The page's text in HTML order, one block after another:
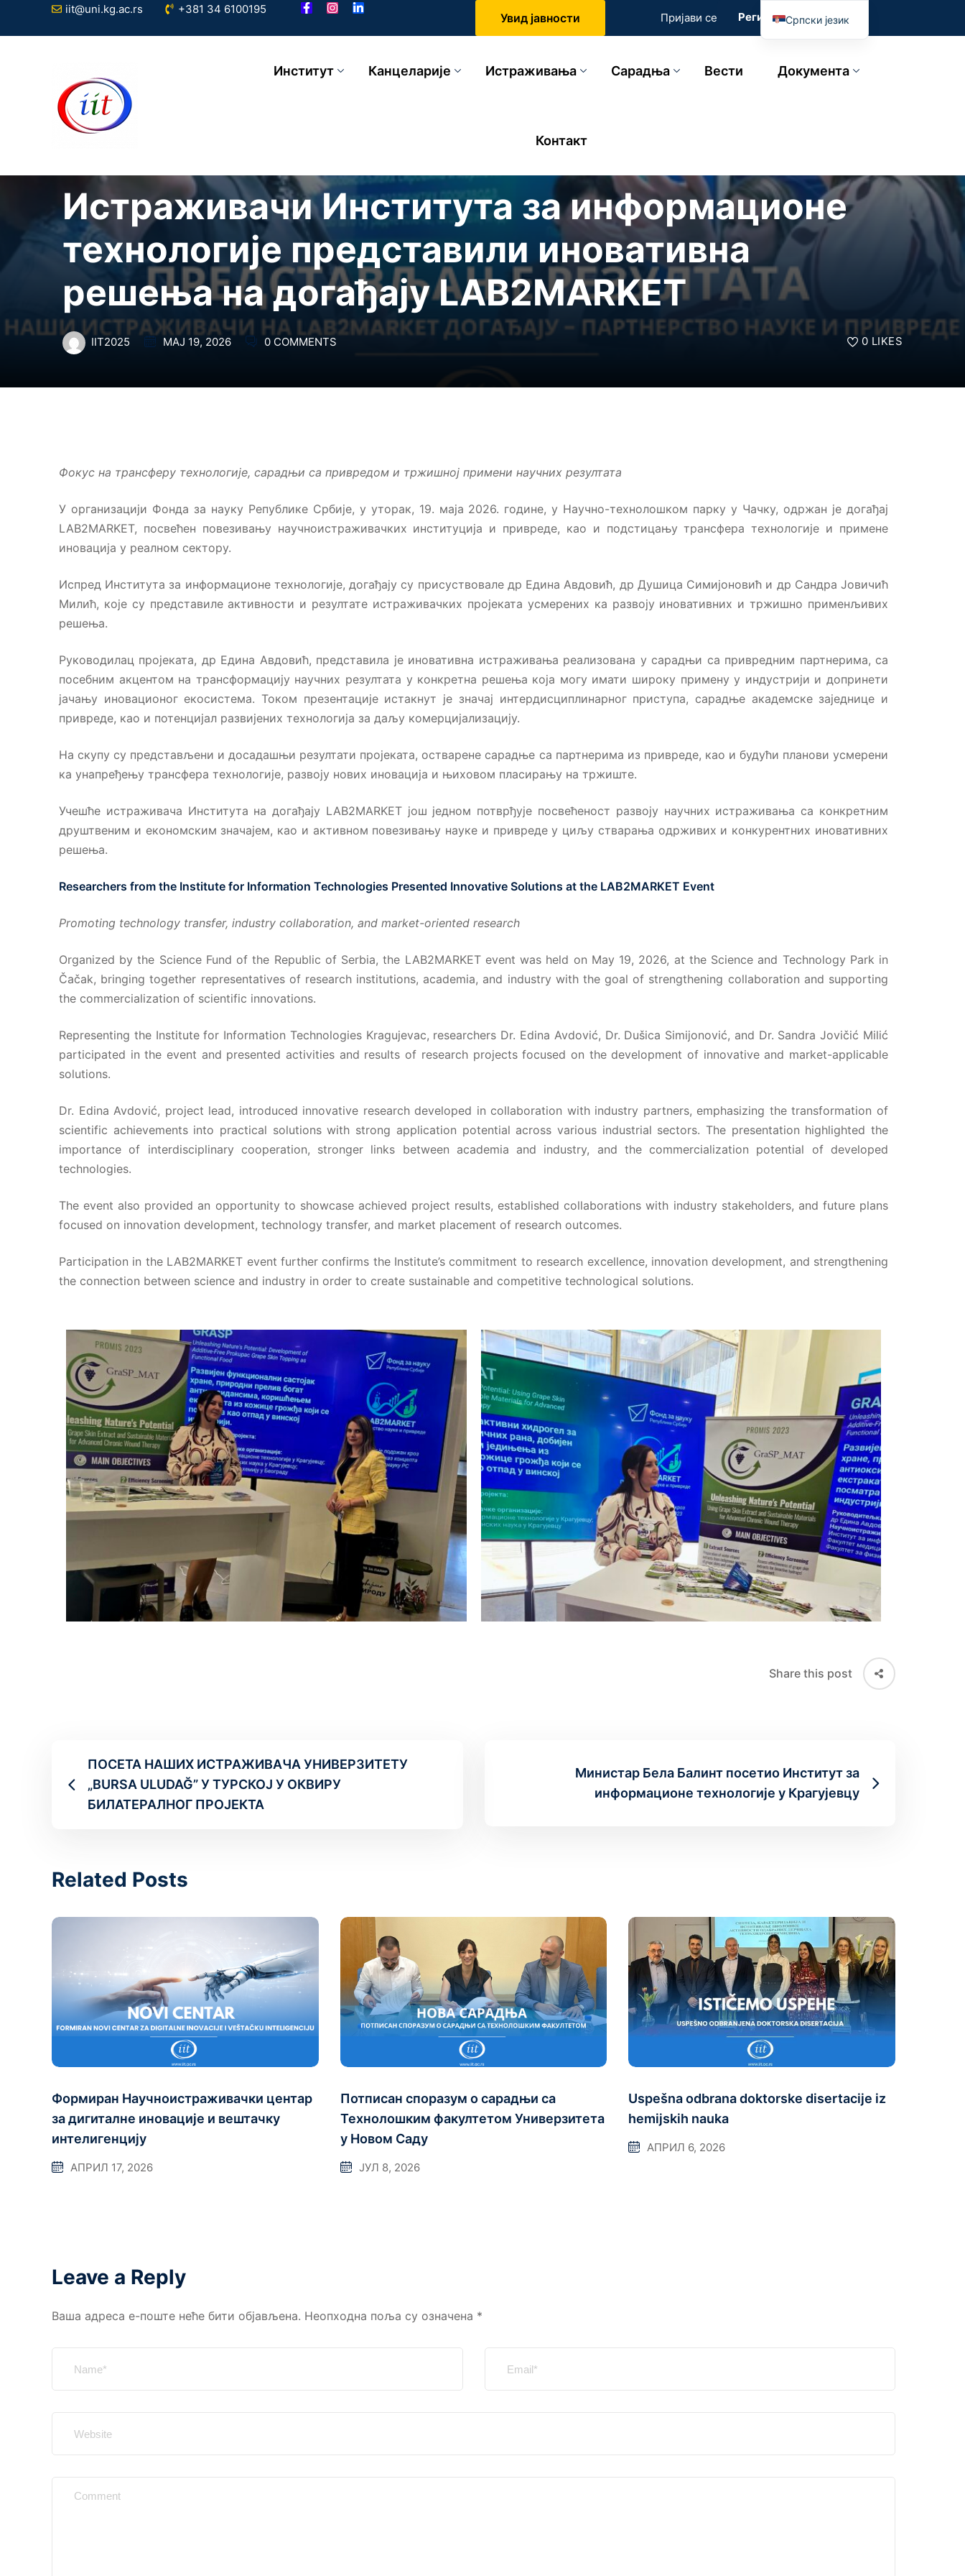
iit@uni.kg.ac.rs +381 34 6100195
Увид јавности Пријави се Региструј се
Институт Канцеларије Истраживања Сарадња Вести Документа
Контакт
Истраживачи Института за информационе
технологије представили иновативна
решења на догађају LAB2MARKET
IIT2025 МАЈ 19, 2026 0 COMMENTS 0 LIKES
Фокус на трансферу технологије, сарадњи са привредом и тржишној примени научних резултата
У организацији Фонда за науку Републике Србије, у уторак, 19. маја 2026. године, у Научно-технолошком парку у Чачку, одржан је догађај
LAB2MARKET, посвећен повезивању научноистраживачких институција и привреде, као и подстицању трансфера технологије и примене
иновација у реалном сектору.
Испред Института за информационе технологије, догађају су присуствовале др Едина Авдовић, др Душица Симијоновић и др Сандра Јовичић
Милић, које су представиле активности и резултате истраживачких пројеката усмерених ка развоју иновативних и тржишно применљивих
решења.
Руководилац пројеката, др Едина Авдовић, представила је иновативна истраживања реализована у сарадњи са привредним партнерима, са
посебним акцентом на трансформацију научних резултата у конкретна решења која могу имати широку примену у индустрији и допринети
јачању иновационог екосистема. Током презентације истакнут је значај интердисциплинарног приступа, сарадње академске заједнице и
привреде, као и потенцијал развијених технологија за даљу комерцијализацију.
На скупу су представљени и досадашњи резултати пројеката, остварене сарадње са партнерима из привреде, као и будући планови усмерени
ка унапређењу трансфера технологије, развоју нових иновација и њиховом пласирању на тржиште.
Учешће истраживача Института на догађају LAB2MARKET још једном потврђује посвећеност развоју научних истраживања са конкретним
друштвеним и економским значајем, као и активном повезивању науке и привреде у циљу стварања одрживих и конкурентних иновативних
решења.
Researchers from the Institute for Information Technologies Presented Innovative Solutions at the LAB2MARKET Event
Promoting technology transfer, industry collaboration, and market-oriented research
Organized by the Science Fund of the Republic of Serbia, the LAB2MARKET event was held on May 19, 2026, at the Science and Technology Park in
Čačak, bringing together representatives of research institutions, academia, and industry with the goal of strengthening collaboration and supporting
the commercialization of scientific innovations.
Representing the Institute for Information Technologies Kragujevac, researchers Dr. Edina Avdović, Dr. Dušica Simijonović, and Dr. Sandra Jovičić Milić
participated in the event and presented activities and results of research projects focused on the development of innovative and market-applicable
solutions.
Dr. Edina Avdović, project lead, introduced innovative research developed in collaboration with industry partners, emphasizing the transformation of
scientific achievements into practical solutions with strong application potential across various industrial sectors. The presentation highlighted the
importance of interdisciplinary cooperation, stronger links between academia and industry, and the commercialization potential of developed
technologies.
The event also provided an opportunity to showcase achieved project results, established collaborations with industry stakeholders, and future plans
focused on innovation development, technology transfer, and market placement of research outcomes.
Participation in the LAB2MARKET event further confirms the Institute’s commitment to research excellence, innovation development, and strengthening
the connection between science and industry in order to create sustainable and competitive technological solutions.
Share this post
ПОСЕТА НАШИХ ИСТРАЖИВАЧА УНИВЕРЗИТЕТУ
„BURSA ULUDAĞ” У ТУРСКОЈ У ОКВИРУ
БИЛАТЕРАЛНОГ ПРОЈЕКТА
Министар Бела Балинт посетио Институт за
информационе технологије у Крагујевцу
Related Posts
Формиран Научноистраживачки центар
за дигиталне иновације и вештачку
интелигенцију
АПРИЛ 17, 2026
Потписан споразум о сарадњи са
Технолошким факултетом Универзитета
у Новом Саду
ЈУЛ 8, 2026
Uspešna odbrana doktorske disertacije iz
hemijskih nauka
АПРИЛ 6, 2026
Leave a Reply
Ваша адреса е-поште неће бити објављена. Неопходна поља су означена *
Sign in
Don’t have an account? Sign up
Српски језик